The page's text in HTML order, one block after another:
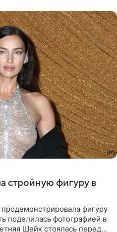
стройную фигуру в
фигуру
поделилась фотографией в
Шейк стоялась перед